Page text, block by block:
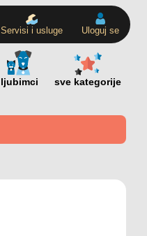
Servisi i usluge Uloguj se